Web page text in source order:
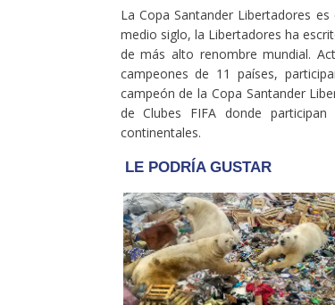
La Copa Santander Libertadores
medio siglo, la Libertadores ha
de más alto renombre mundial.
campeones de 11 países,
campeón de la Copa Santander
de Clubes FIFA donde
continentales.